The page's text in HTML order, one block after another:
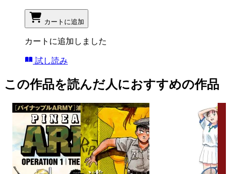
カートに追加
カートに追加しました
試し読み
この作品を読んだ人におすすめの作品